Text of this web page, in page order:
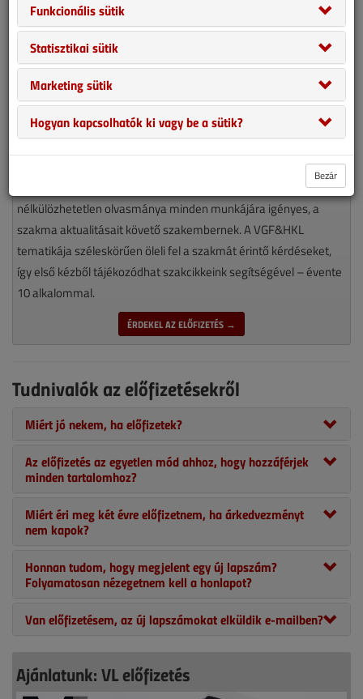
nélkülözhetetlen olvasmánya minden munkájára igényes, a
szakma aktualitásait követő szakembernek. A VGF&HKL
tematikája széleskörűen öleli fel a szakmát érintő kérdéseket,
így első kézből tájékozódhat szakcikkeink segítségével – évente
10 alkalommal.
ÉRDEKEL AZ ELŐFIZETÉS →
Tudnivalók az előfizetésekről
Miért jó nekem, ha előfizetek?
Az előfizetés az egyetlen mód ahhoz, hogy hozzáférjek
minden tartalomhoz?
Miért éri meg két évre előfizetnem, ha árkedvezményt
nem kapok?
Honnan tudom, hogy megjelent egy új lapszám?
Folyamatosan nézegetnem kell a honlapot?
Van előfizetésem, az új lapszámokat elküldik e-mailben?
Ajánlatunk: VL előfizetés
Funkcionális sütik
Statisztikai sütik
Marketing sütik
Hogyan kapcsolhatók ki vagy be a sütik?
Bezár